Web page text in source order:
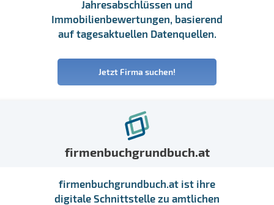
Jahresabschlüssen und
Immobilienbewertungen, basierend
auf tagesaktuellen Datenquellen.
Jetzt Firma suchen!
firmenbuchgrundbuch.at
firmenbuchgrundbuch.at ist ihre
digitale Schnittstelle zu amtlichen